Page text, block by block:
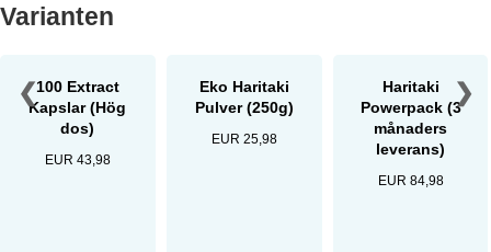
❮ ❯
Varianten
100 Extract
Kapslar (Hög
dos)
EUR 43,98
Eko Haritaki
Pulver (250g)
EUR 25,98
Haritaki
Powerpack (3
månaders
leverans)
EUR 84,98